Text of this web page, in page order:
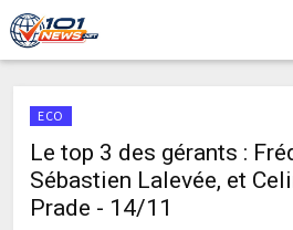
ECO
Le top 3 des gérants :
Sébastien Lalevée, et
Prade - 14/11